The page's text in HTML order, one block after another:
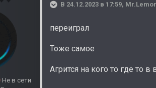
Не в сети
В 24.12.2023 в 17:59,
переиграл
Тоже самое
Агрится на кого то где то